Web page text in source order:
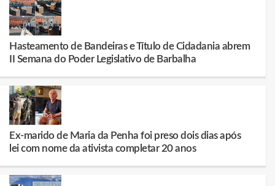
Hasteamento de Bandeiras e Título de Cidadania abrem
II Semana do Poder Legislativo de Barbalha
Ex-marido de Maria da Penha foi preso dois dias após
lei com nome da ativista completar 20 anos